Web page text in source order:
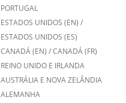
PORTUGAL
ESTADOS UNIDOS (EN) /
ESTADOS UNIDOS (ES)
CANADÁ (EN) /CANADÁ (FR)
REINO UNIDO E IRLANDA
AUSTRÁLIA E NOVA ZELÂNDIA
ALEMANHA